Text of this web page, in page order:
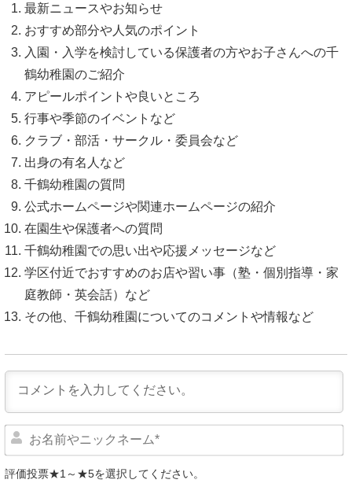
最新ニュースやお知らせ
おすすめ部分や人気のポイント
入園・入学を検討している保護者の方やお子さんへの千
鶴幼稚園のご紹介
アピールポイントや良いところ
行事や季節のイベントなど
クラブ・部活・サークル・委員会など
出身の有名人など
千鶴幼稚園の質問
公式ホームページや関連ホームページの紹介
在園生や保護者への質問
千鶴幼稚園での思い出や応援メッセージなど
学区付近でおすすめのお店や習い事（塾・個別指導・家
庭教師・英会話）など
その他、千鶴幼稚園についてのコメントや情報など
評価投票★1～★5を選択してください。